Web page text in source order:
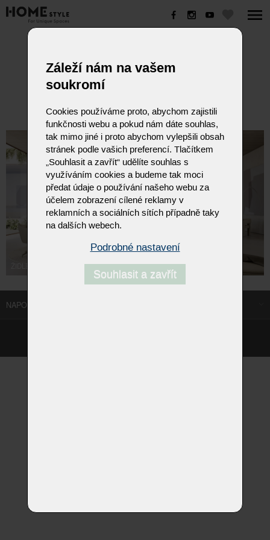
NAPOSLEDY NAVŠTÍVENÉ ODKAZY
Záleží nám na vašem
soukromí
Cookies používáme proto, abychom zajistili
funkčnosti webu a pokud nám dáte souhlas,
tak mimo jiné i proto abychom vylepšili obsah
stránek podle vašich preferencí. Tlačítkem
„Souhlasit a zavřít“ udělíte souhlas s
využíváním cookies a budeme tak moci
předat údaje o používání našeho webu za
účelem zobrazení cílené reklamy v
reklamních a sociálních sítích případně taky
na dalších webech.
Podrobné nastavení
Souhlasit a zavřít